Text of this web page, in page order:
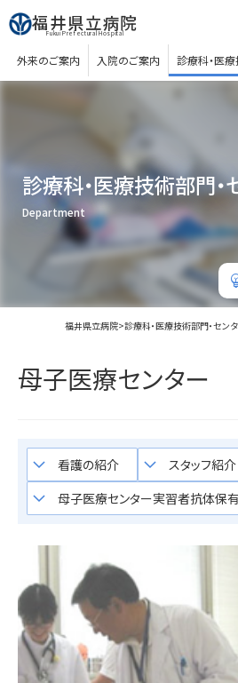
福井県立病院
Fukui Prefectural Hospital
外来のご案内 入院のご案内 診療科・医
診療科・医療技術部門・
Department
福井県立病院>診療科・医療技術部門・セン
母子医療センター
keyboard_arrow_down 看護の紹介 keyboard_arrow_down スタッフ紹介
keyboard_arrow_down 母子医療センター実習者抗体保